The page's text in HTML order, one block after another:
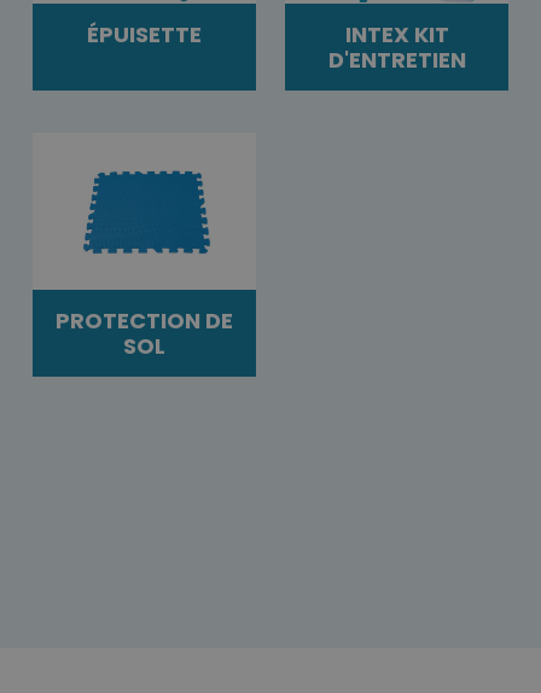
ÉPUISETTE
INTEX KIT
D'ENTRETIEN
PROTECTION DE
SOL